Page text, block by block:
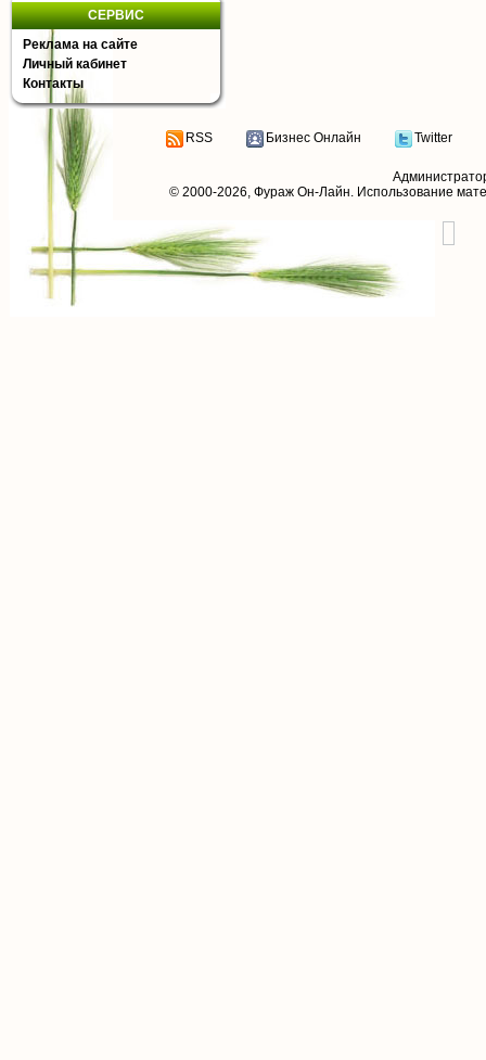
СЕРВИС
Реклама на сайте
Личный кабинет
Контакты
RSS Бизнес Онлайн Twitter
© 2000-2026, Фураж Он-Лайн. Использование